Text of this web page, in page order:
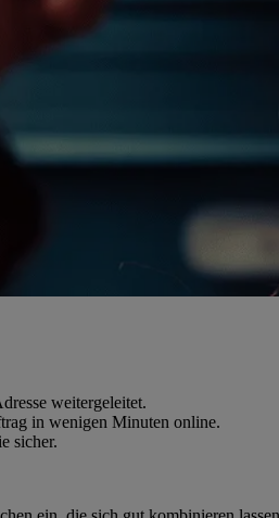
weitergeleitet.
in wenigen Minuten online.
sicher.